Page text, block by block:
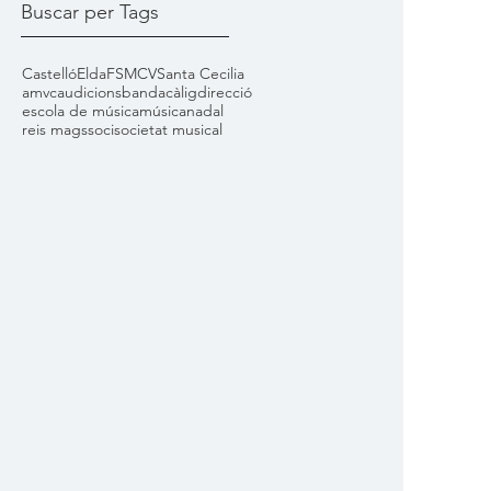
Buscar per Tags
CastellóEldaFSMCVSanta Cecilia
amvcaudicionsbandacàligdirecció
escola de músicamúsicanadal
reis magssocisocietat musical